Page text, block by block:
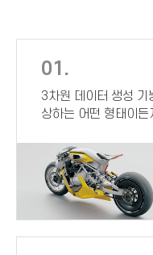
01.
3차원 데이터 생성
상하는 어떤 형태이든